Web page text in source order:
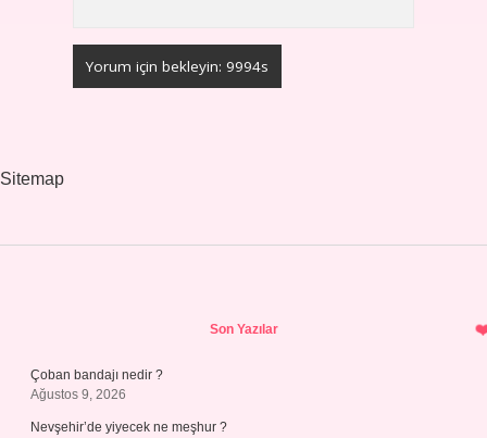
Sitemap
Son Yazılar
Çoban bandajı nedir ?
Ağustos 9, 2026
Nevşehir’de yiyecek ne meşhur ?